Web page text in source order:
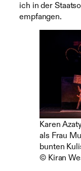
ich in der
empfangen.
Karen
als Frau
bunten
© Kiran